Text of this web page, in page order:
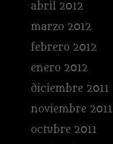
abril 2012
marzo 2012
febrero 2012
enero 2012
diciembre 2011
noviembre 2011
octubre 2011